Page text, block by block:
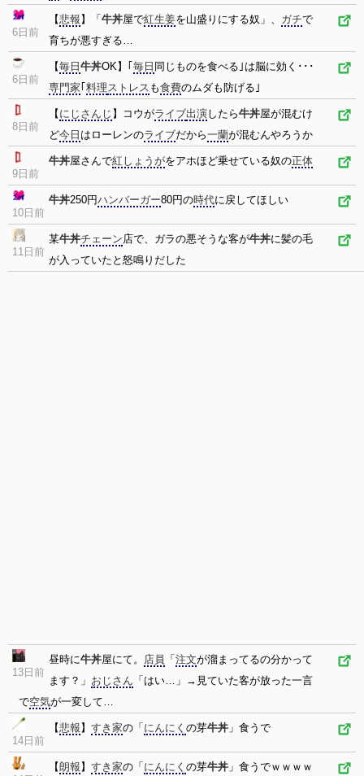
6日前
【悲報 】「 牛丼屋で紅生姜を山盛りにする奴」、 ガチで
育ちが悪すぎる…
6日前
【毎日 牛丼OK】｢ 毎日 同じものを食べる｣は脳に効く･･･
専門家｢ 料理ストレス も食費のムダも防げる｣
8日前
【 にじさんじ 】コウがライブ出演したら牛丼屋が混むけ
ど今日 はローレンのライブだから一蘭が混むんやろうか
9日前
牛丼屋さんで紅しょうがをアホほど乗せている奴の正体
10日前
牛丼250円ハンバーガー80円の時代に戻してほしい
11日前
某牛丼チェーン店で、ガラの悪そうな客が牛丼に髪の毛
が入っていたと怒鳴りだした
13日前
昼時に牛丼屋にて。 店員 「 注文が溜まってるの分かって
ます？」 おじさん 「はい…」→見ていた客が放った一言
で空気が一変して…
14日前
【悲報 】 すき家の「 にんにく の芽牛丼 」食うで
【朗報 】 すき家の「 にんにく の芽牛丼 」食うでｗｗｗｗ